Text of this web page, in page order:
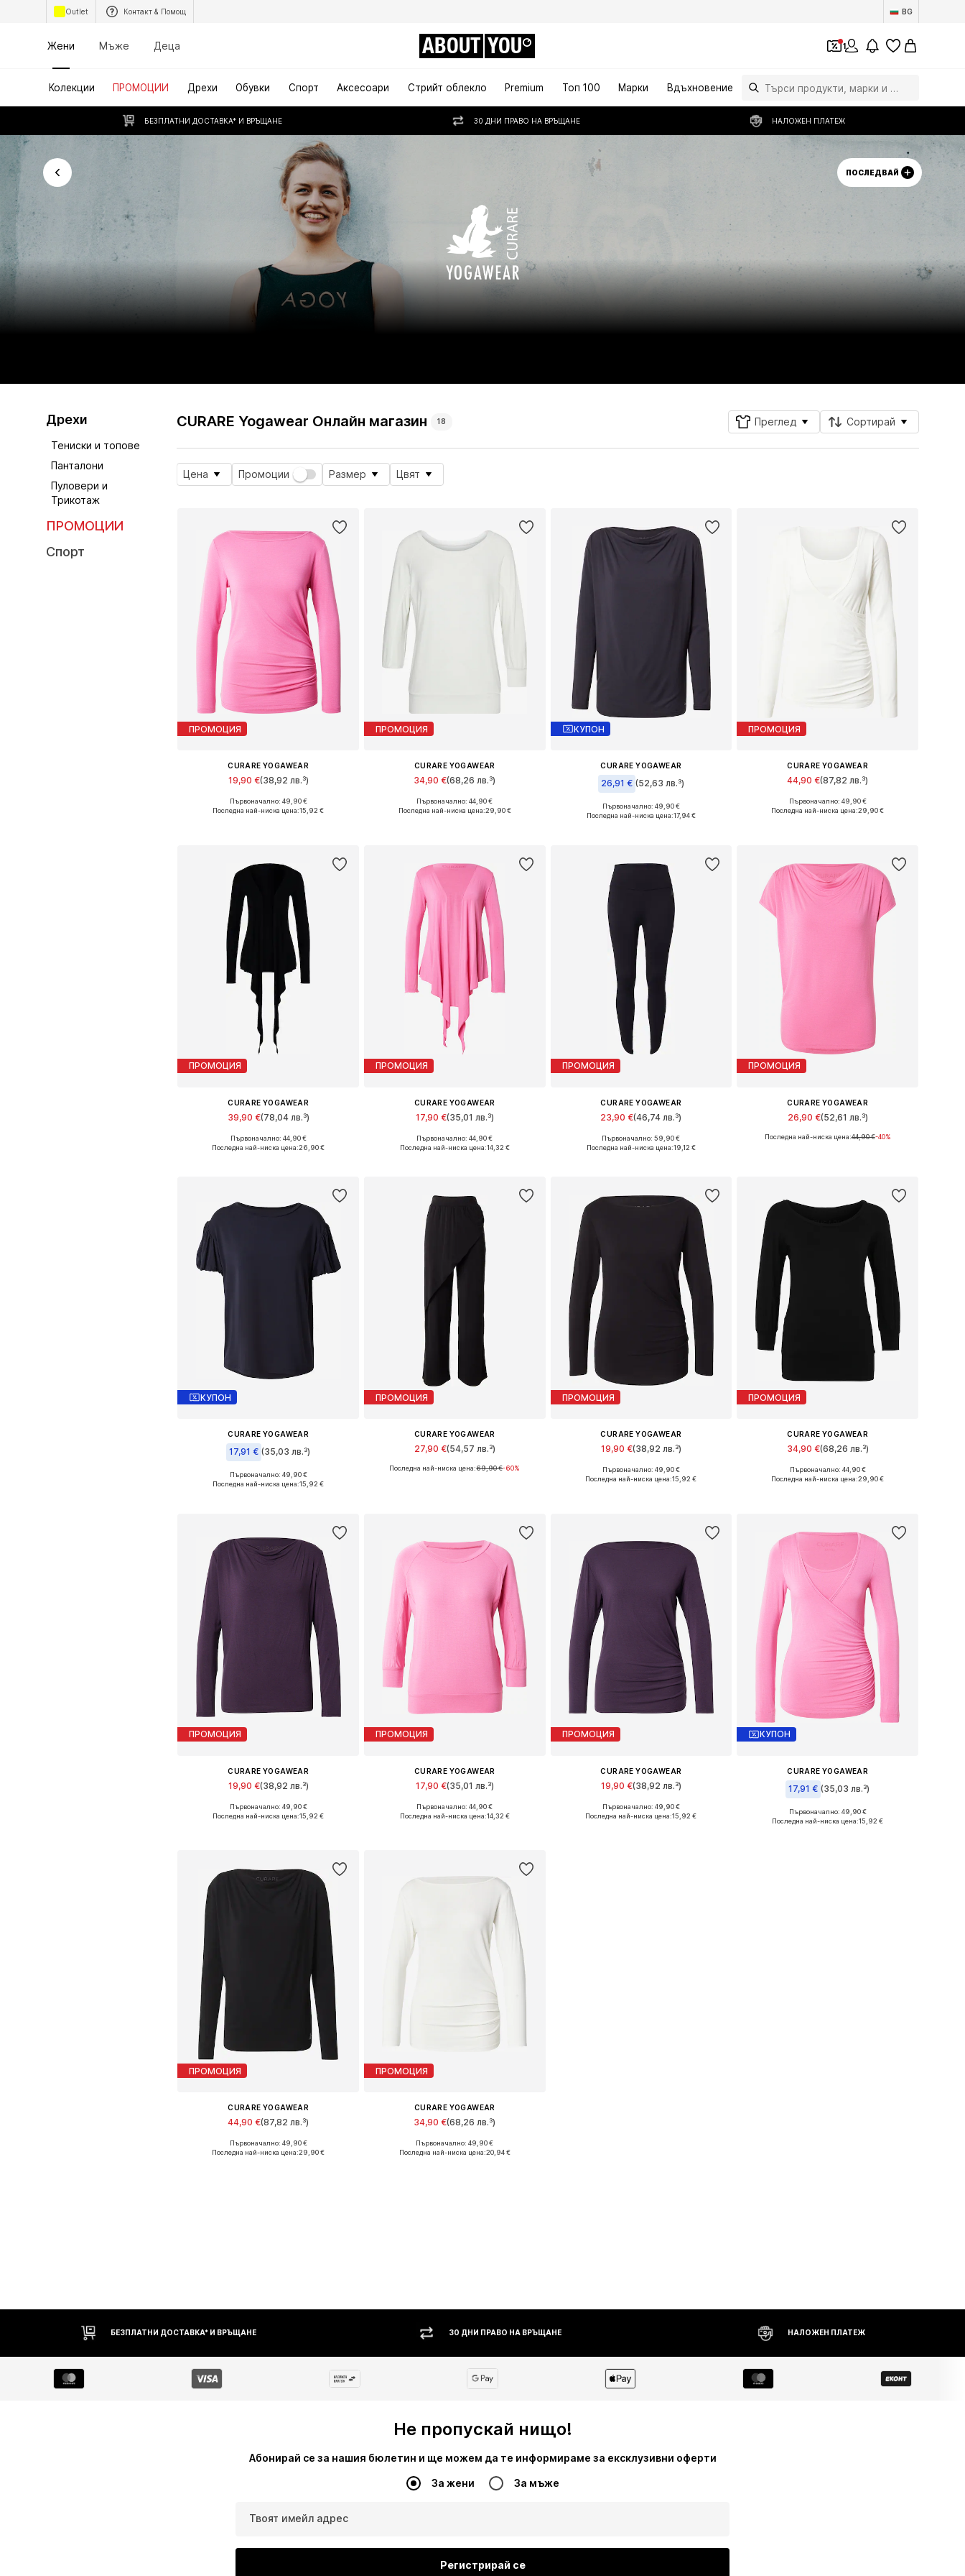
Outlet Контакт & Помощ BG
Жени Мъже Деца ABOUT YOU 1
Колекции ПРОМОЦИИ Дрехи Обувки Спорт Аксесоари Стрийт облекло Premium Топ 100 Марки Вдъхновение
БЕЗПЛАТНИ ДОСТАВКА* И ВРЪЩАНЕ 30 ДНИ ПРАВО НА ВРЪЩАНЕ НАЛОЖЕН ПЛАТЕЖ
ПОСЛЕДВАЙ
Дрехи
Тениски и топове
Панталони
Пуловери и
Трикотаж
ПРОМОЦИИ
Спорт
CURARE Yogawear Онлайн магазин 18 Преглед Сортирай
Цена Промоции Размер Цвят
ПРОМОЦИЯ
CURARE YOGAWEAR
19,90 €(38,92 лв.³)
Налични размери: S, M, XL
Първоначално: 49,90 €
Последна най-ниска цена:15,92 €
ПРОМОЦИЯ
CURARE YOGAWEAR
34,90 €(68,26 лв.³)
Налични размери: S, M, L
Първоначално: 44,90 €
Последна най-ниска цена:29,90 €
КУПОН
CURARE YOGAWEAR
26,91 € (52,63 лв.³)
Налични размери: XS
Първоначално: 49,90 €
Последна най-ниска цена:17,94 €
ПРОМОЦИЯ
CURARE YOGAWEAR
44,90 €(87,82 лв.³)
Налични размери: XS, S
Първоначално: 49,90 €
Последна най-ниска цена:29,90 €
ПРОМОЦИЯ
CURARE YOGAWEAR
39,90 €(78,04 лв.³)
Налични размери: S
Първоначално: 44,90 €
Последна най-ниска цена:26,90 €
ПРОМОЦИЯ
CURARE YOGAWEAR
17,90 €(35,01 лв.³)
Налични размери: M
Първоначално: 44,90 €
Последна най-ниска цена:14,32 €
ПРОМОЦИЯ
CURARE YOGAWEAR
23,90 €(46,74 лв.³)
Налични размери: XS
Първоначално: 59,90 €
Последна най-ниска цена:19,12 €
ПРОМОЦИЯ
CURARE YOGAWEAR
26,90 €(52,61 лв.³)
Налични размери: S
Последна най-ниска цена:44,90 €-40%
КУПОН
CURARE YOGAWEAR
17,91 € (35,03 лв.³)
Налични размери: M
Първоначално: 49,90 €
Последна най-ниска цена:15,92 €
ПРОМОЦИЯ
CURARE YOGAWEAR
27,90 €(54,57 лв.³)
Налични размери: S
Последна най-ниска цена:69,90 €-60%
ПРОМОЦИЯ
CURARE YOGAWEAR
19,90 €(38,92 лв.³)
Налични размери: XS, S, M
Първоначално: 49,90 €
Последна най-ниска цена:15,92 €
ПРОМОЦИЯ
CURARE YOGAWEAR
34,90 €(68,26 лв.³)
Налични размери: S, M
Първоначално: 44,90 €
Последна най-ниска цена:29,90 €
ПРОМОЦИЯ
CURARE YOGAWEAR
19,90 €(38,92 лв.³)
Налични размери: S
Първоначално: 49,90 €
Последна най-ниска цена:15,92 €
ПРОМОЦИЯ
CURARE YOGAWEAR
17,90 €(35,01 лв.³)
Налични размери: M
Първоначално: 44,90 €
Последна най-ниска цена:14,32 €
ПРОМОЦИЯ
CURARE YOGAWEAR
19,90 €(38,92 лв.³)
Налични размери: XS
Първоначално: 49,90 €
Последна най-ниска цена:15,92 €
КУПОН
CURARE YOGAWEAR
17,91 € (35,03 лв.³)
Налични размери: M
Първоначално: 49,90 €
Последна най-ниска цена:15,92 €
ПРОМОЦИЯ
CURARE YOGAWEAR
44,90 €(87,82 лв.³)
Налични размери: S, M
Първоначално: 49,90 €
Последна най-ниска цена:29,90 €
ПРОМОЦИЯ
CURARE YOGAWEAR
34,90 €(68,26 лв.³)
Налични размери: S, M
Първоначално: 49,90 €
Последна най-ниска цена:20,94 €
БЕЗПЛАТНИ ДОСТАВКА* И ВРЪЩАНЕ 30 ДНИ ПРАВО НА ВРЪЩАНЕ НАЛОЖЕН ПЛАТЕЖ
Не пропускай нищо!
Абонирай се за нашия бюлетин и ще можем да те информираме за ексклузивни оферти
За жени За мъже
Твоят имейл адрес
Регистрирай се